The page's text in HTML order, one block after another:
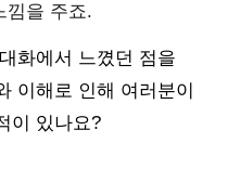
낌을 주죠.
화에서 느꼈던 점을
이해로 인해 여러분이
이 있나요?